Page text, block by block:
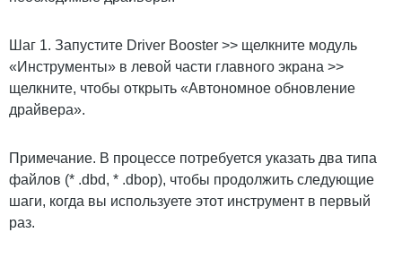
Шаг 1. Запустите Driver Booster >> щелкните модуль
«Инструменты» в левой части главного экрана >>
щелкните, чтобы открыть «Автономное обновление
драйвера».
Примечание. В процессе потребуется указать два типа
файлов (* .dbd, * .dbop), чтобы продолжить следующие
шаги, когда вы используете этот инструмент в первый
раз.